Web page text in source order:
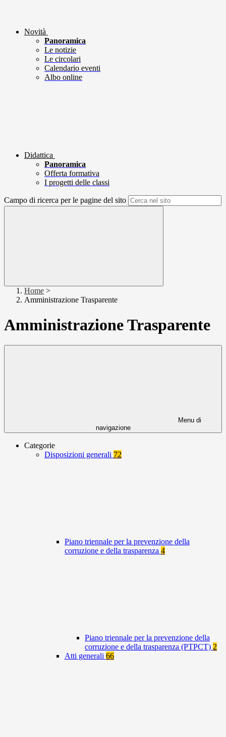
Novità
Panoramica
Le notizie
Le circolari
Calendario eventi
Albo online
Didattica
Panoramica
Offerta formativa
I progetti delle classi
Campo di ricerca per le pagine del sito
Home >
Amministrazione Trasparente
Amministrazione Trasparente
Menu di
navigazione
Categorie
Disposizioni generali 72
Piano triennale per la prevenzione della
corruzione e della trasparenza 4
Piano triennale per la prevenzione della
corruzione e della trasparenza (PTPCT) 2
Atti generali 66